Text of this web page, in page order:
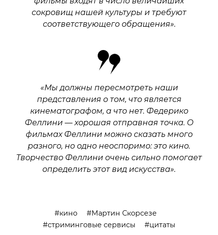
сокровищ нашей культуры и требуют
соответствующего обращения».
«Мы должны пересмотреть наши
представления о том, что является
кинематографом, а что нет. Федерико
Феллини — хорошая отправная точка. О
фильмах Феллини можно сказать много
разного, но одно неоспоримо: это кино.
Творчество Феллини очень сильно помогает
определить этот вид искусства».
кино
Мартин Скорсезе
стриминговые сервисы
цитаты